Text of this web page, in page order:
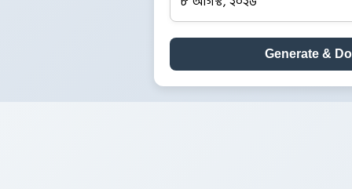
Generate &